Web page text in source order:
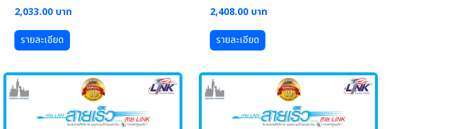
2,033.00 บาท
รายละเอียด
2,408.00 บาท
รายละเอียด